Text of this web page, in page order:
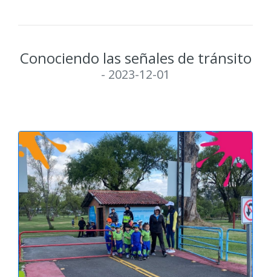
Conociendo las señales de tránsito
- 2023-12-01